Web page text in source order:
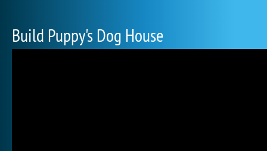
Build Puppy's Dog House